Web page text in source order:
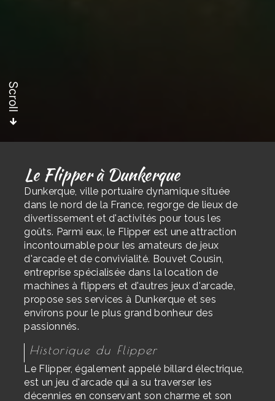
Scroll
Le Flipper à Dunkerque
Dunkerque, ville portuaire dynamique située
dans le nord de la France, regorge de lieux de
divertissement et d'activités pour tous les
goûts. Parmi eux, le Flipper est une attraction
incontournable pour les amateurs de jeux
d'arcade et de convivialité. Bouvet Cousin,
entreprise spécialisée dans la location de
machines à flippers et d'autres jeux d'arcade,
propose ses services à Dunkerque et ses
environs pour le plus grand bonheur des
passionnés.
Historique du Flipper
Le Flipper, également appelé billard électrique,
est un jeu d'arcade qui a su traverser les
décennies en conservant son charme et son